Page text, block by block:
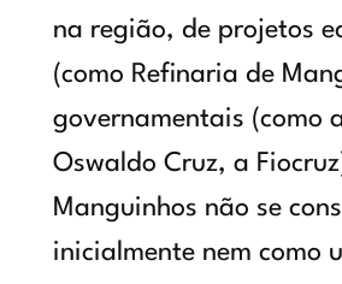
na região, de projetos
(como Refinaria de
governamentais (como
Oswaldo Cruz, a
Manguinhos não se
inicialmente nem como